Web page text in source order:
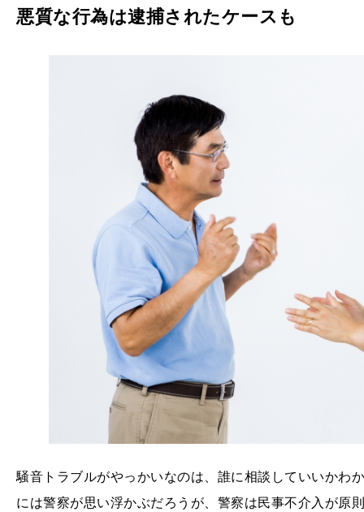
悪質な行為は逮捕されたケースも
騒音トラブルがやっかいなのは、誰に相談していいかわ
には警察が思い浮かぶだろうが、警察は民事不介入が原